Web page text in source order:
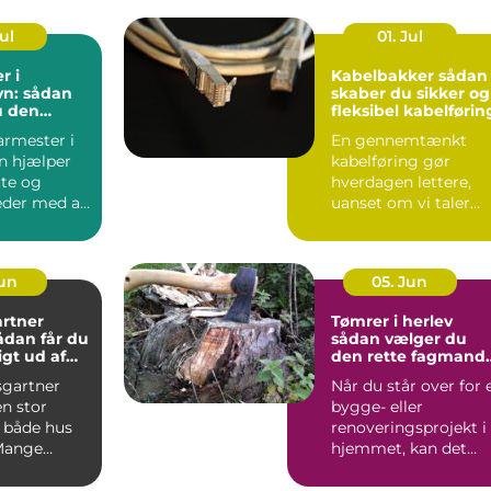
i
sådan
den
i
hjælper
og
med alt
01. Jul
Kabelbakker sådan
skaber du sikker og
fleksibel
En gennemtænkt
kabelføring gør
hverdagen lettere,
uanset om vi taler
fødevareindustrie...
ud af
stor
hus
05. Jun
Tømrer i herlev
sådan vælger du
den rette fagmand
Når du står over for
bygge- eller
renoveringsprojekt i
hjemmet, kan det